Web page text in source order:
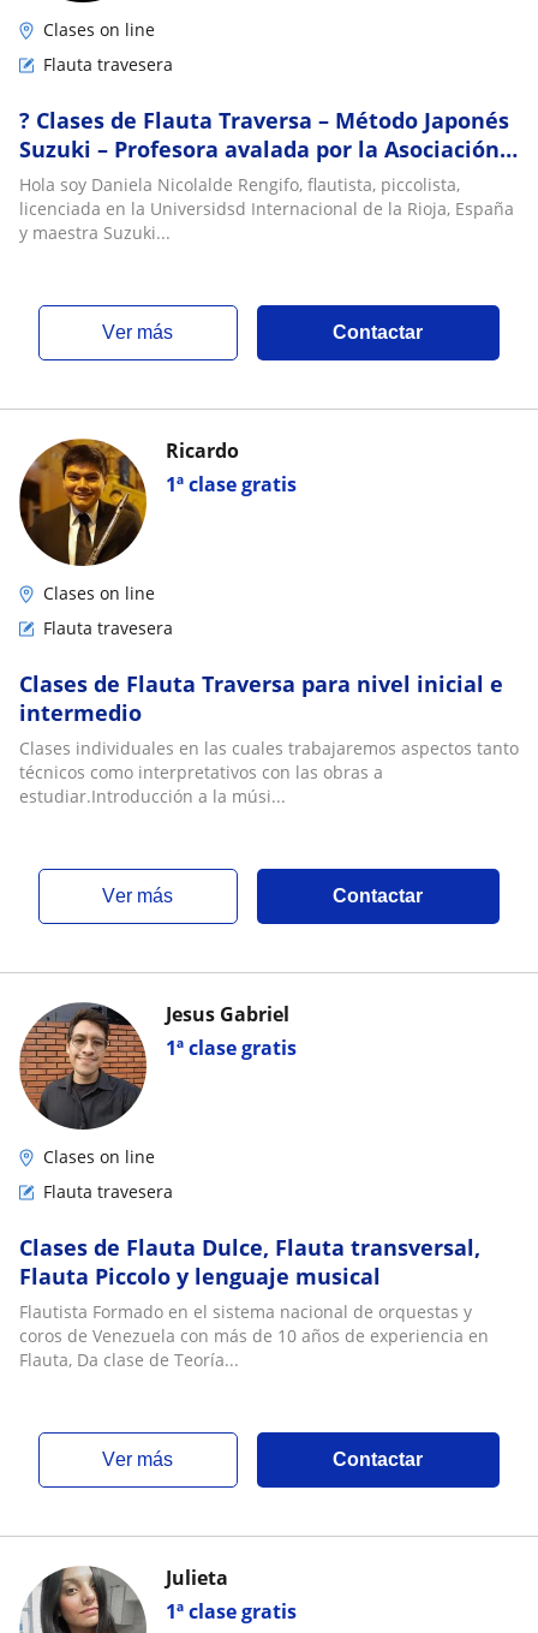
Clases on line
Flauta travesera
? Clases de Flauta Traversa – Método Japonés
Suzuki – Profesora avalada por la Asociación
Suzuki de las Americas ?
Hola soy Daniela Nicolalde Rengifo, flautista, piccolista,
licenciada en la Universidsd Internacional de la Rioja, España
y maestra Suzuki...
ver más Contactar
1ª clase gratis
Ricardo
Clases on line
Flauta travesera
Clases de Flauta Traversa para nivel inicial e
intermedio
Clases individuales en las cuales trabajaremos aspectos tanto
técnicos como interpretativos con las obras a
estudiar.Introducción a la músi...
ver más Contactar
1ª clase gratis
Jesus Gabriel
Clases on line
Flauta travesera
Clases de Flauta Dulce, Flauta transversal,
Flauta Piccolo y lenguaje musical
Flautista Formado en el sistema nacional de orquestas y
coros de Venezuela con más de 10 años de experiencia en
Flauta, Da clase de Teoría...
ver más Contactar
1ª clase gratis
Julieta